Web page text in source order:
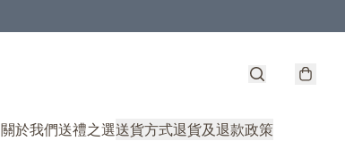
關於我們送禮之選送貨方式退貨及退款政策